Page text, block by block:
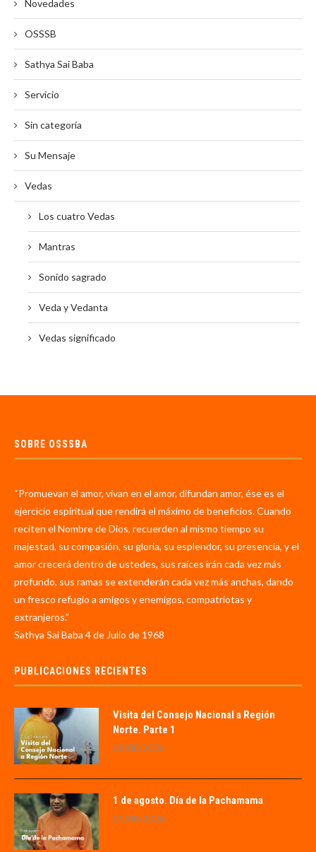
Novedades
OSSSB
Sathya Sai Baba
Servicio
Sin categoría
Su Mensaje
Vedas
Los cuatro Vedas
Mantras
Sonido sagrado
Veda y Vedanta
Vedas significado
SOBRE OSSSBA
“Promuevan el amor, vivan en el amor, difundan amor, ése es el
ejercicio espiritual que rendirá el máximo de beneficios. Cuando
reciten el Nombre de Dios, recuerden al mismo tiempo su
majestad, su compasión, su gloria, su esplendor, su presencia, y el
amor crecerá dentro de ustedes, sus raíces irán cada vez más
profundo, sus ramas se extenderán cada vez más anchas, dando
un fresco refugio a amigos y enemigos, compatriotas y
extranjeros.”
Sathya Sai Baba 4 de Julio de 1968
PUBLICACIONES RECIENTES
Visita del Consejo Nacional a Región
Norte. Parte 1
02/08/2026
1 de agosto. Día de la Pachamama
01/08/2026